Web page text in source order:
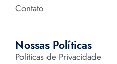
Contato
Nossas Políticas
Políticas de Privacidade